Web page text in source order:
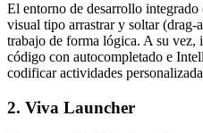
El entorno de desarrollo
visual tipo arrastrar y soltar
trabajo de forma lógica. A su vez,
código con autocompletado e
codificar actividades
2. Viva Launcher